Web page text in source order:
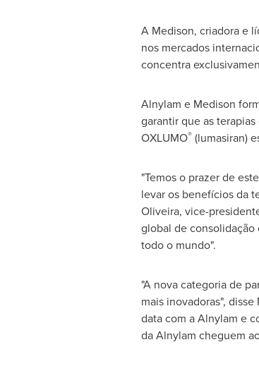
A Medison, criadora e
nos mercados
concentra
Alnylam e Medison
garantir que as
OXLUMO®(lumasiran)
"Temos o prazer de
levar os benefícios da
Oliveira, vice-
global de consolidação
todo o mundo".
"A nova categoria de
mais inovadoras",
data com a Alnylam e
da Alnylam cheguem